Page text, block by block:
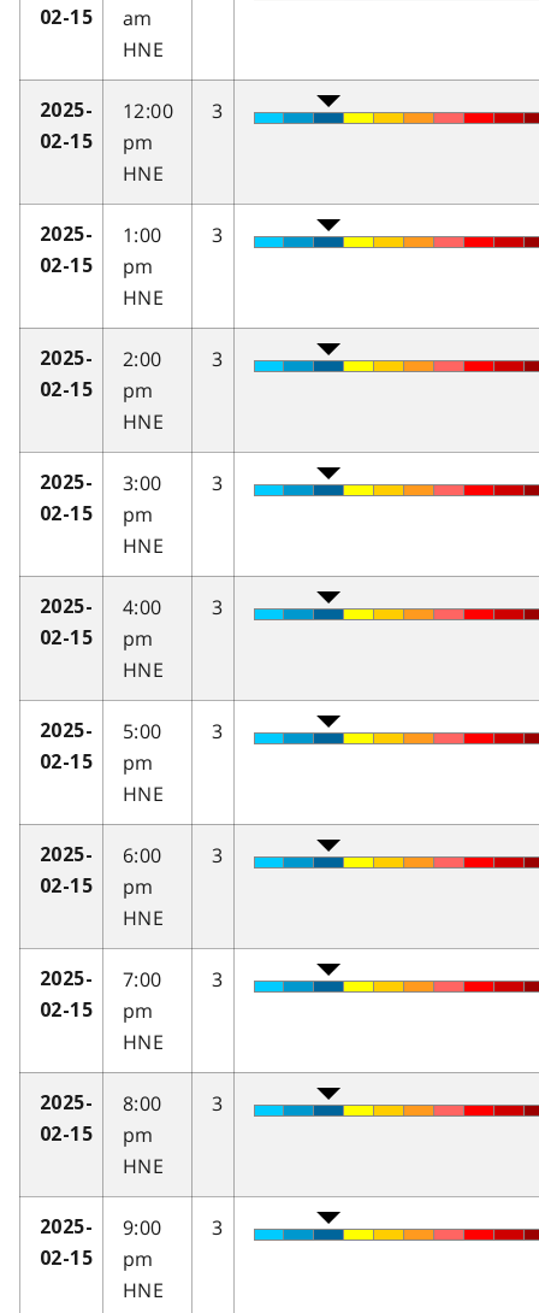
02-15
am
HNE
2025-
02-15
12:00
pm
HNE
3
2025-
02-15
1:00
pm
HNE
3
2025-
02-15
2:00
pm
HNE
3
2025-
02-15
3:00
pm
HNE
3
2025-
02-15
4:00
pm
HNE
3
2025-
02-15
5:00
pm
HNE
3
2025-
02-15
6:00
pm
HNE
3
2025-
02-15
7:00
pm
HNE
3
2025-
02-15
8:00
pm
HNE
3
2025-
02-15
9:00
pm
HNE
3